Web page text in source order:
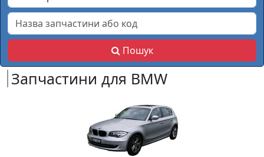
Пошук
Запчастини для BMW